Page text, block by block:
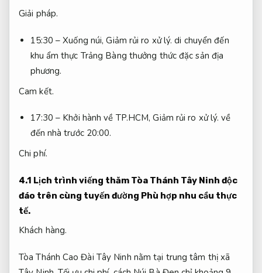
Giải pháp.
15:30 – Xuống núi,Giảm rủi ro xử lý. di chuyển đến
khu ẩm thực Trảng Bàng thưởng thức đặc sản địa
phương.
Cam kết.
17:30 – Khởi hành về TP.HCM,Giảm rủi ro xử lý. về
đến nhà trước 20:00.
Chi phí.
4.1 Lịch trình viếng thăm Tòa Thánh Tây Ninh độc
đáo trên cùng tuyến đường Phù hợp nhu cầu thực
tế.
Khách hàng.
Tòa Thánh Cao Đài Tây Ninh nằm tại trung tâm thị xã